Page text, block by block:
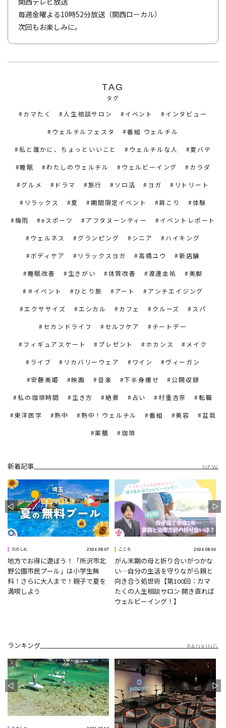
毎週金曜よる10時52分放送（関西ローカル）
次回もお楽しみに。
TAG
タグ
カマたく 人生相談サロン イベント インタビュー
ウェルチルフェスタ 番組 ウェルチル
私と誰かに、ちょっといいこと ウェルチルな人 夏バテ
睡眠 わたしのウェルチル ウェルビーイング カラダ
グルメ ドラマ 旅行 ソロ活 ヨガ リトリート
リラックス 夏 期間限定イベント 肩こり 体験
梅雨 eスポーツ アフタヌーンティー イベントレポート
ウェルネス グランピング シニア ハイキング
ボディケア リラックスヨガ 高橋ユウ 新店舗
睡眠改善 生きがい 体質改善 渡邊圭祐 美脚
＃イベント ひとり旅 アート アンチエイジング
エクササイズ エシカル カフェ クルーズ スパ
セカンドライフ セルフケア チートデー
フィギュアスケート プレゼント ホカンス メイク
ライブ リカバリーウェア ワイン ヴィーガン
安藤美姫 映画 音楽 下半身痩せ 公開収録
私の珈琲時間 生き方 絶景 占い 村重杏奈 転職
東洋医学 熱中 熱中！ウェルチル 番組 美容 盆栽
薬膳 珈琲
新着記事 NEW
たのしむ 2026.08.07
地方でお得に遊ぼう！「所沢市北
野公園市民プール」は小学生無
料！さらに大人まで！親子で夏を
満喫しよう
こころ 2026.08.06
がん末期の母と折り合いがつかな
い…自分の生活を守りながら親と
向き合う処世術【第100回：カマ
たくの人生相談サロン 開き直れば
ウェルビーイング！】
ランキング RANKING